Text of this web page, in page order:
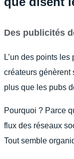
Des publicités
L’un des points
créateurs génèrent
plus que les pubs
Pourquoi ? Parce
flux des réseaux
Tout semble